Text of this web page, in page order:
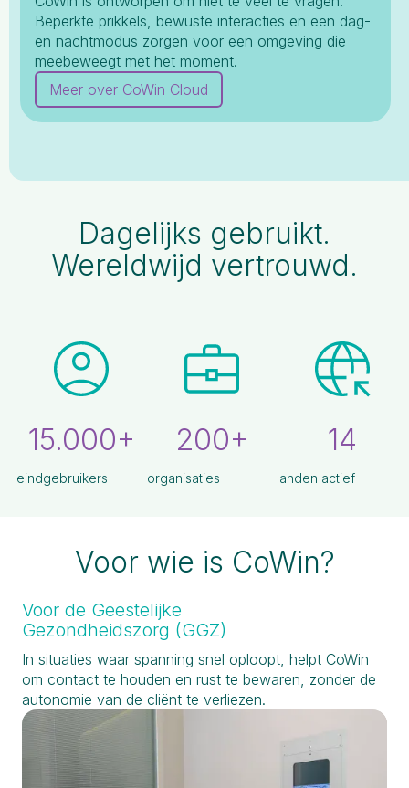
Beperkte prikkels, bewuste interacties en een dag-
en nachtmodus zorgen voor een omgeving die
meebeweegt met het moment.
Meer over CoWin Cloud
Dagelijks gebruikt.
Wereldwijd vertrouwd.
15.000+
eindgebruikers
200+
organisaties
14
landen actief
Voor wie is CoWin?
Voor de Geestelijke
Gezondheidszorg (GGZ)
In situaties waar spanning snel oploopt, helpt CoWin
om contact te houden en rust te bewaren, zonder de
autonomie van de cliënt te verliezen.